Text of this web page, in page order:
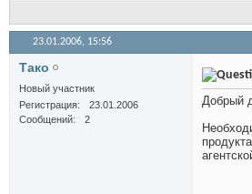
23.01.2006, 15:56
Тако
Новый участник
Регистрация
23.01.2006
Сообщений
2
Добрый